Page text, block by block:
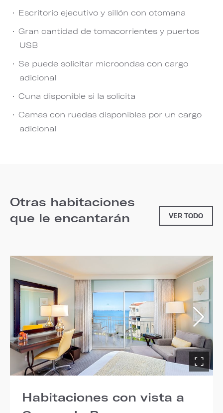
Escritorio ejecutivo y sillón con otomana
Gran cantidad de tomacorrientes y puertos
USB
Se puede solicitar microondas con cargo
adicional
Cuna disponible si la solicita
Camas con ruedas disponibles por un cargo
adicional
Otras habitaciones
que le encantarán
VER TODO
Habitaciones con vista a